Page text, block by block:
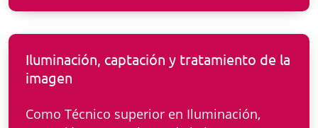
Iluminación, captación y tratamiento de la
imagen
Como Técnico superior en Iluminación,